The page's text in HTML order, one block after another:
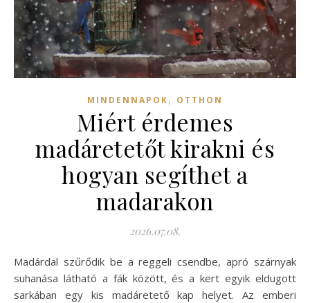
MINDENNAPOK, OTTHON
Miért érdemes
madáretetőt kirakni és
hogyan segíthet a
madarakon
2026.07.08.
Madárdal szűrődik be a reggeli csendbe, apró szárnyak
suhanása látható a fák között, és a kert egyik eldugott
sarkában egy kis madáretető kap helyet. Az emberi